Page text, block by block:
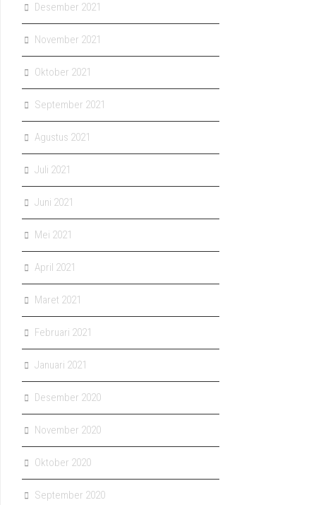
Desember 2021
November 2021
Oktober 2021
September 2021
Agustus 2021
Juli 2021
Juni 2021
Mei 2021
April 2021
Maret 2021
Februari 2021
Januari 2021
Desember 2020
November 2020
Oktober 2020
September 2020